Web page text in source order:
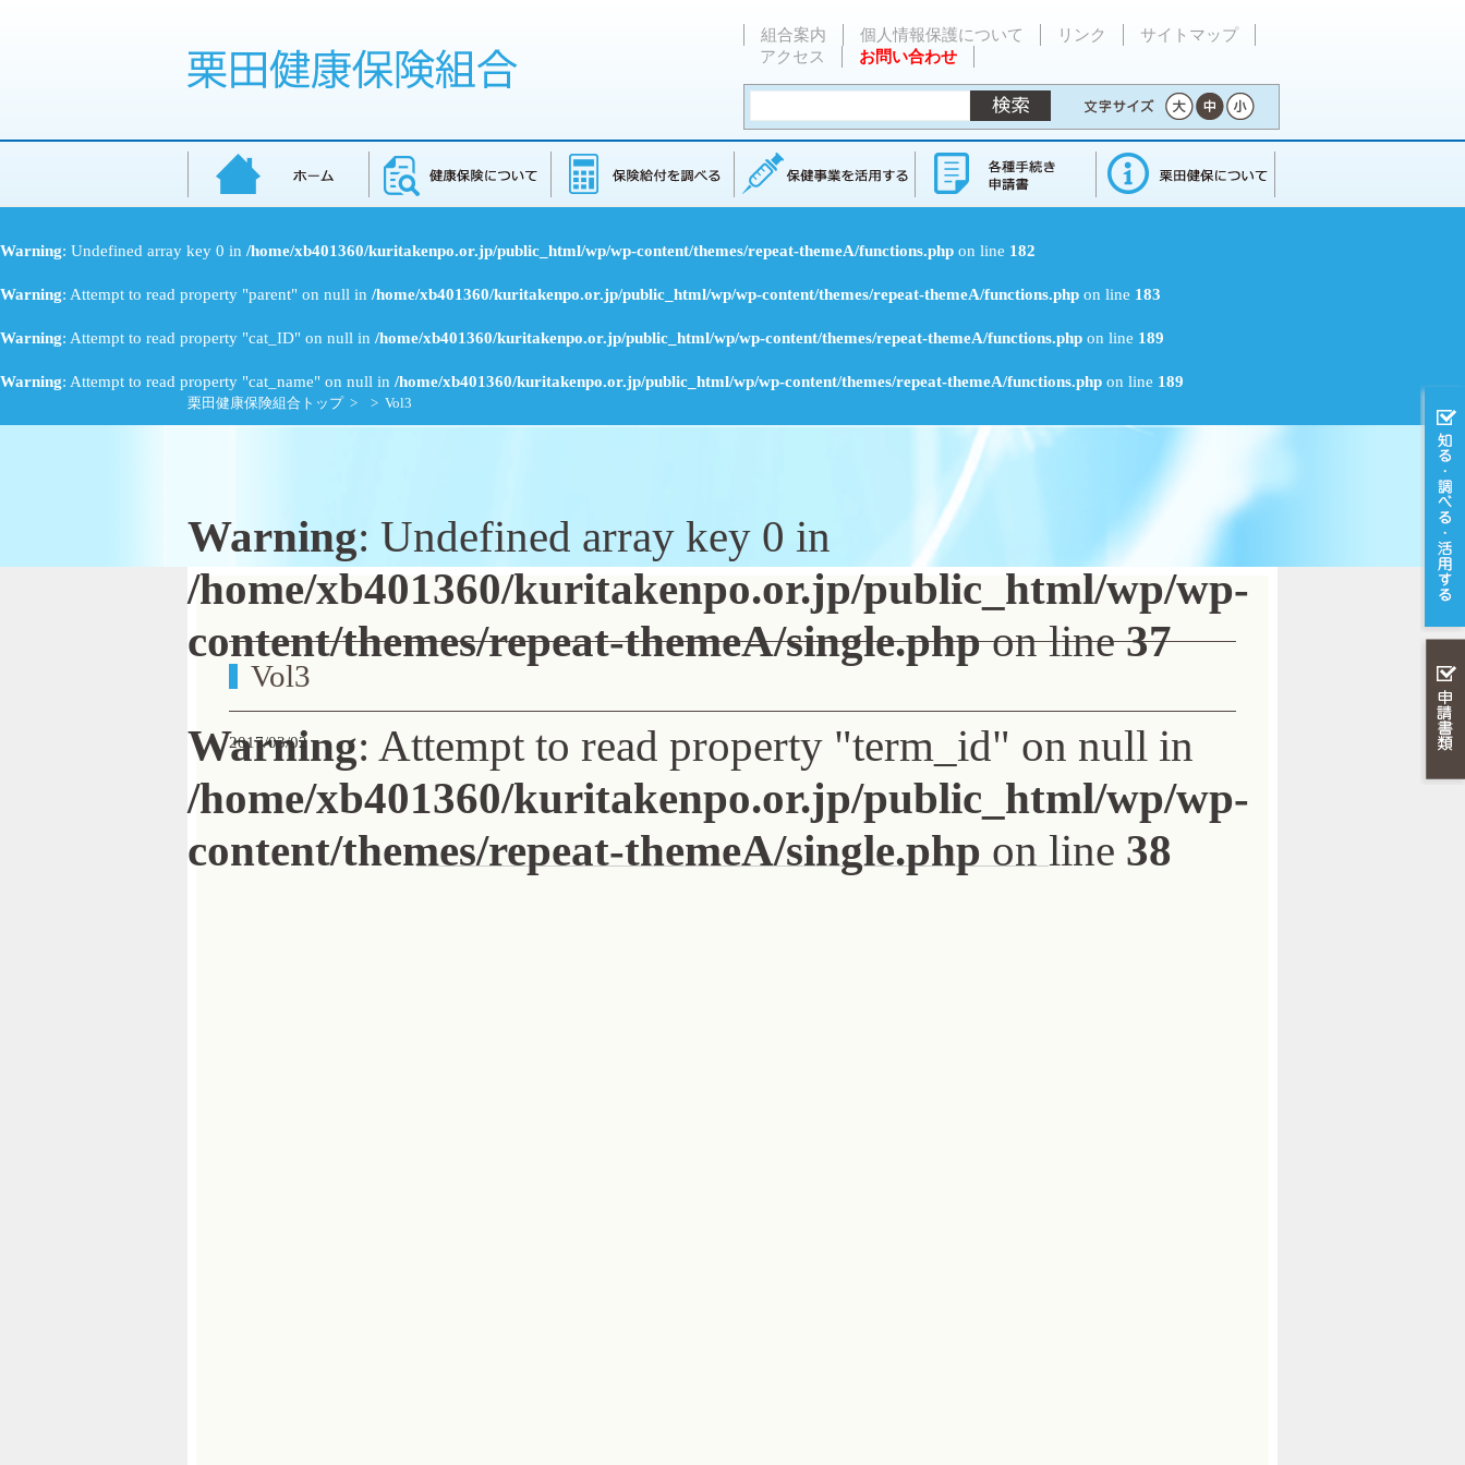
組合案内 個人情報保護について リンク
サイトマップ
アクセス
お問い合わせ
Warning: Undefined array key 0 in /home/xb401360/kuritakenpo.or.jp/public_html/wp/wp-content/themes/repeat-themeA/functions.php on line 182
Warning: Attempt to read property "parent" on null in /home/xb401360/kuritakenpo.or.jp/public_html/wp/wp-content/themes/repeat-themeA/functions.php on line 183
Warning: Attempt to read property "cat_ID" on null in /home/xb401360/kuritakenpo.or.jp/public_html/wp/wp-content/themes/repeat-themeA/functions.php on line 189
Warning: Attempt to read property "cat_name" on null in /home/xb401360/kuritakenpo.or.jp/public_html/wp/wp-content/themes/repeat-themeA/functions.php on line 189
栗田健康保険組合トップ> > Vol3
Warning: Undefined array key 0 in
/home/xb401360/kuritakenpo.or.jp/public_html/wp/wp-
content/themes/repeat-themeA/single.phpon line37
Warning: Attempt to read property "term_id" on null in
/home/xb401360/kuritakenpo.or.jp/public_html/wp/wp-
content/themes/repeat-themeA/single.php on line 38
Vol3
2017/03/02